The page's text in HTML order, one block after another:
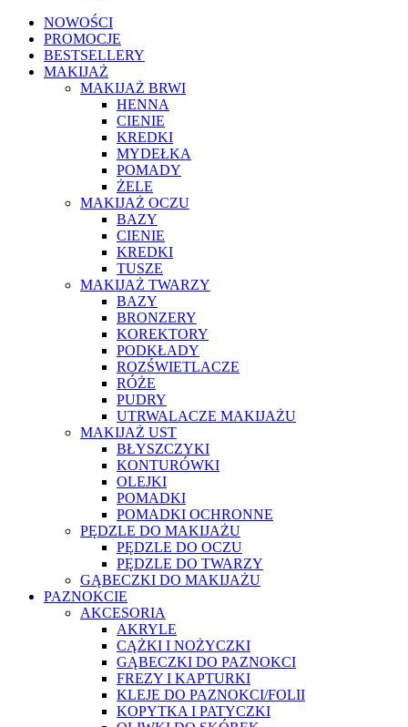
NOWOŚCI
PROMOCJE
BESTSELLERY
MAKIJAŻ
MAKIJAŻ BRWI
HENNA
CIENIE
KREDKI
MYDEŁKA
POMADY
ŻELE
MAKIJAŻ OCZU
BAZY
CIENIE
KREDKI
TUSZE
MAKIJAŻ TWARZY
BAZY
BRONZERY
KOREKTORY
PODKŁADY
ROZŚWIETLACZE
RÓŻE
PUDRY
UTRWALACZE MAKIJAŻU
MAKIJAŻ UST
BŁYSZCZYKI
KONTURÓWKI
OLEJKI
POMADKI
POMADKI OCHRONNE
PĘDZLE DO MAKIJAŻU
PĘDZLE DO OCZU
PĘDZLE DO TWARZY
GĄBECZKI DO MAKIJAŻU
PAZNOKCIE
AKCESORIA
AKRYLE
CĄŻKI I NOŻYCZKI
GĄBECZKI DO PAZNOKCI
FREZY I KAPTURKI
KLEJE DO PAZNOKCI/FOLII
KOPYTKA I PATYCZKI